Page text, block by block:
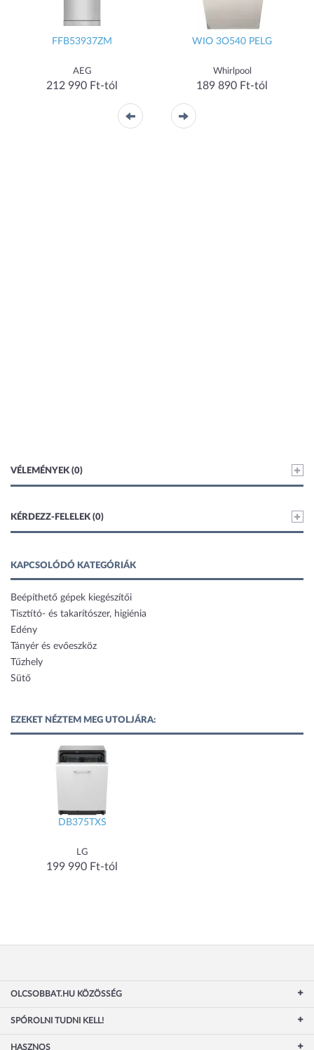
FFB53937ZM
AEG
212 990 Ft-tól
WIO 3O540 PELG
Whirlpool
189 890 Ft-tól
VÉLEMÉNYEK (0)
KÉRDEZZ-FELELEK (0)
KAPCSOLÓDÓ KATEGÓRIÁK
Beépíthető gépek kiegészítői
Tisztító- és takarítószer, higiénia
Edény
Tányér és evőeszköz
Tűzhely
Sütő
EZEKET NÉZTEM MEG UTOLJÁRA:
DB375TXS
LG
199 990 Ft-tól
OLCSOBBAT.HU KÖZÖSSÉG
SPÓROLNI TUDNI KELL!
HASZNOS